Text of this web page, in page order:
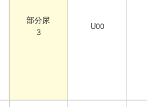
部分尿
3
U00
部分尿
3
U00